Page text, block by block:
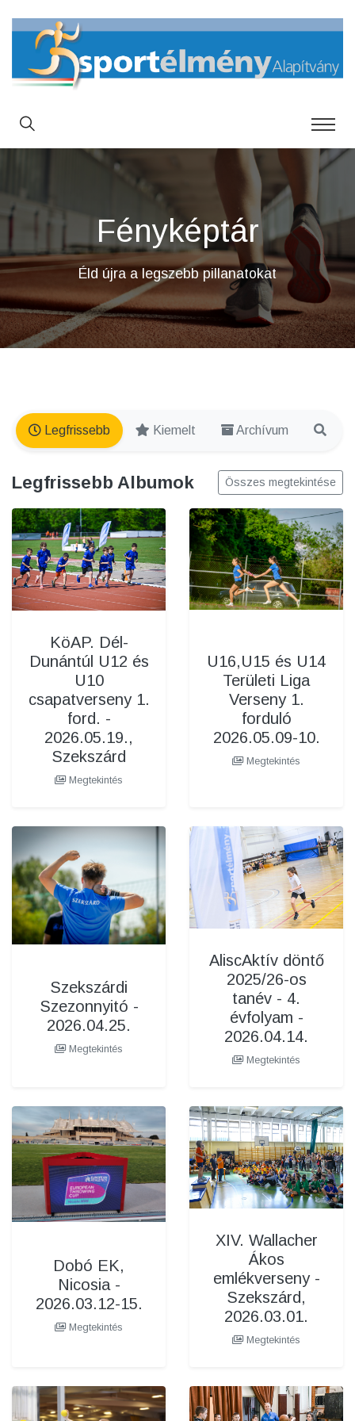
Fényképtár
Éld újra a legszebb pillanatokat
Legfrissebb Kiemelt Archívum
Legfrissebb Albumok Összes megtekintése
KöAP. Dél-
Dunántúl U12 és
U10
csapatverseny 1.
ford. -
2026.05.19.,
Szekszárd
Megtekintés
U16,U15 és U14
Területi Liga
Verseny 1.
forduló
2026.05.09-10.
Megtekintés
Szekszárdi
Szezonnyitó -
2026.04.25.
Megtekintés
AliscAktív döntő
2025/26-os
tanév - 4.
évfolyam -
2026.04.14.
Megtekintés
Dobó EK,
Nicosia -
2026.03.12-15.
Megtekintés
XIV. Wallacher
Ákos
emlékverseny -
Szekszárd,
2026.03.01.
Megtekintés